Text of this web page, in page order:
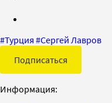
#Турция #Сергей Лавров
Подписаться
Информация: